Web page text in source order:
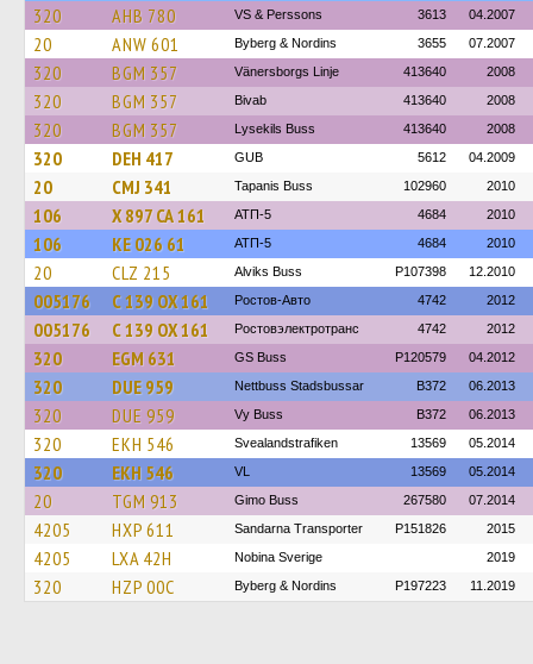
320 AHB 780 VS & Perssons 3613 04.2007
20 ANW 601 Byberg & Nordins 3655 07.2007
320 BGM 357 Vänersborgs Linje 413640 2008
320 BGM 357 Bivab 413640 2008
320 BGM 357 Lysekils Buss 413640 2008
320 DEH 417 GUB 5612 04.2009
20 CMJ 341 Tapanis Buss 102960 2010
106 Х 897 СА 161 АТП-5 4684 2010
106 КЕ 026 61 АТП-5 4684 2010
20 CLZ 215 Alviks Buss P107398 12.2010
005176 С 139 ОХ 161 Ростов-Авто 4742 2012
005176 С 139 ОХ 161 Ростовэлектротранс 4742 2012
320 EGM 631 GS Buss P120579 04.2012
320 DUE 959 Nettbuss Stadsbussar B372 06.2013
320 DUE 959 Vy Buss B372 06.2013
320 EKH 546 Svealandstrafiken 13569 05.2014
320 EKH 546 VL 13569 05.2014
20 TGM 913 Gimo Buss 267580 07.2014
4205 HXP 611 Sandarna Transporter P151826 2015
4205 LXA 42H Nobina Sverige 2019
320 HZP 00C Byberg & Nordins P197223 11.2019